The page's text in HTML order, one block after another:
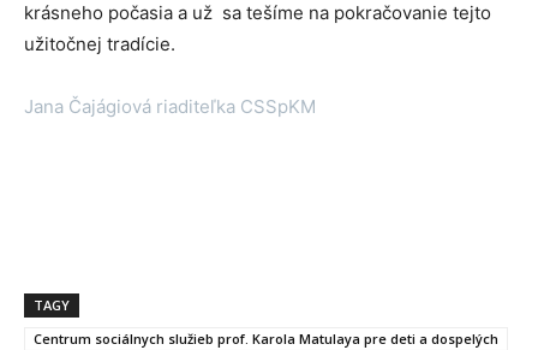
krásneho počasia a už sa tešíme na pokračovanie tejto
užitočnej tradície.
Jana Čajágiová riaditeľka CSSpKM
TAGY
Centrum sociálnych služieb prof. Karola Matulaya pre deti a dospelých